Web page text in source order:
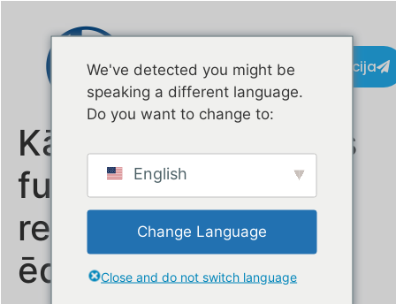
Kontaktinformācija
Kā moderni pārtikas
furgoni 2025. gadā
revolucionizē ielu
ēdienu
We've detected you might be
speaking a different language.
Do you want to change to:
English
Change Language
Close and do not switch language